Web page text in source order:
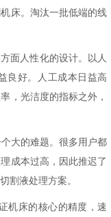
床。淘汰一批低端的线
面人性化的设计。以人
良好。人工成本日益高
，光洁度的指标之外，
大的难题。很多用户都
成本过高，因此推迟了
割液处理方案。
机床的核心的精度，速